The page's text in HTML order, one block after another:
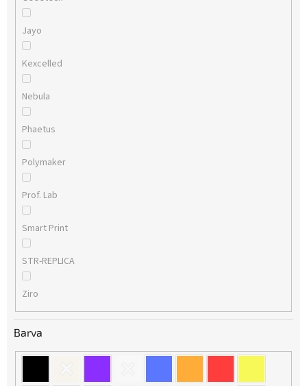
Jayo
Kexcelled
Nebula
Phaetus
Polymaker
Prof. Lab
Smart Print
STR-REPLICA
Ziro
Barva